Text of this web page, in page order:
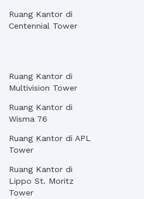
Ruang Kantor di
Centennial Tower
Ruang Kantor di
Multivision Tower
Ruang Kantor di
Wisma 76
Ruang Kantor di APL
Tower
Ruang Kantor di
Lippo St. Moritz
Tower